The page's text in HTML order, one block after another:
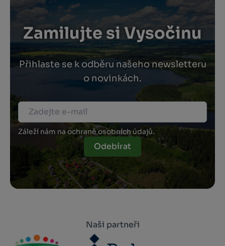
Zamilujte si Vysočinu
Přihlaste se k odběru našeho newsletteru
o novinkách.
Záleží nám na ochraně osobních údajů.
Odebírat
Naši partneři